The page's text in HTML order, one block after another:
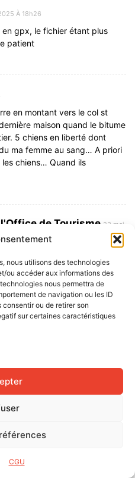
nous utilisons des technologies
ou accéder aux informations des
nous permettra de
de navigation ou les ID
ou de retirer son
sur certaines caractéristiques
CGU
À 18h26
en gpx, le fichier étant plus
patient
en montant vers le col st
maison quand le bitume
5 chiens en liberté dont
ma femme au sang… A priori
chiens… Quand ils
de Tourisme 23 mai
de ce retour. J’ai transmis
notre pôle rando ainsi que notre
nous donner plus
par mail, n’hésitez pas =>
Lors de mon passage j’avais
faire remonter l’info à l’office